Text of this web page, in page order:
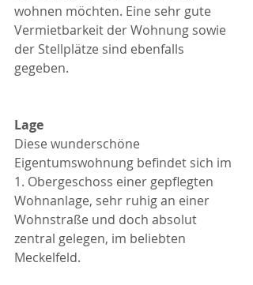
wohnen möchten. Eine sehr gute
Vermietbarkeit der Wohnung sowie
der Stellplätze sind ebenfalls
gegeben.
Lage
Diese wunderschöne
Eigentumswohnung befindet sich im
1. Obergeschoss einer gepflegten
Wohnanlage, sehr ruhig an einer
Wohnstraße und doch absolut
zentral gelegen, im beliebten
Meckelfeld.